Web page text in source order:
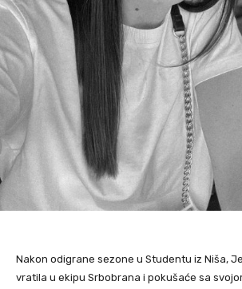
Nakon odigrane sezone u Studentu iz Niša,
vratila u ekipu Srbobrana i pokušaće sa